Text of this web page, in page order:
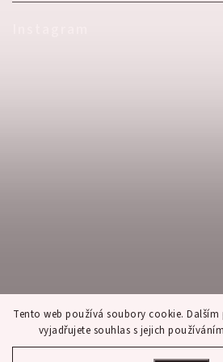
Tento web používá soubory cookie.
vyjadřujete souhlas s jejich